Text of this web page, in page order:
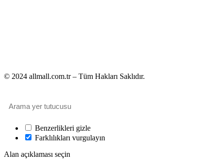
© 2024 allmall.com.tr – Tüm Hakları Saklıdır.
Benzerlikleri gizle
Farklılıkları vurgulayın
Alan açıklaması seçin